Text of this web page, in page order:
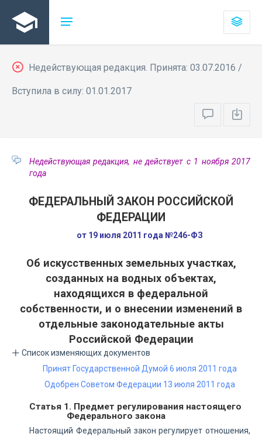
Недействующая редакция. Принята: 03.07.2016 /
Вступила в силу: 01.01.2017
Недействующая редакция, не действует с 1 ноября 2017
года
ФЕДЕРАЛЬНЫЙ ЗАКОН РОССИЙСКОЙ
ФЕДЕРАЦИИ
от 19 июля 2011 года №246-ФЗ
Об искусственных земельных участках,
созданных на водных объектах,
находящихся в федеральной
собственности, и о внесении изменений в
отдельные законодательные акты
Российской Федерации
Список изменяющих документов
Принят Государственной Думой 6 июля 2011 года
Одобрен Советом Федерации 13 июля 2011 года
Статья 1. Предмет регулирования настоящего
Федерального закона
Настоящий Федеральный закон регулирует отношения,